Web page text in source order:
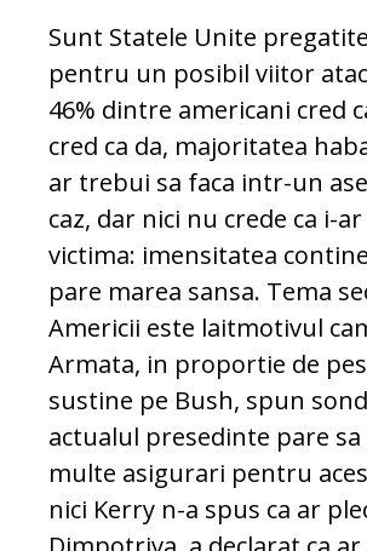
Sunt Statele Unite
pentru un posibil viitor
46% dintre americani cred
cred ca da, majoritatea
ar trebui sa faca intr-un
caz, dar nici nu crede ca i-ar
victima: imensitatea
pare marea sansa. Tema
Americii este laitmotivul
Armata, in proportie de
sustine pe Bush, spun
actualul presedinte pare sa
multe asigurari pentru
nici Kerry n-a spus ca ar